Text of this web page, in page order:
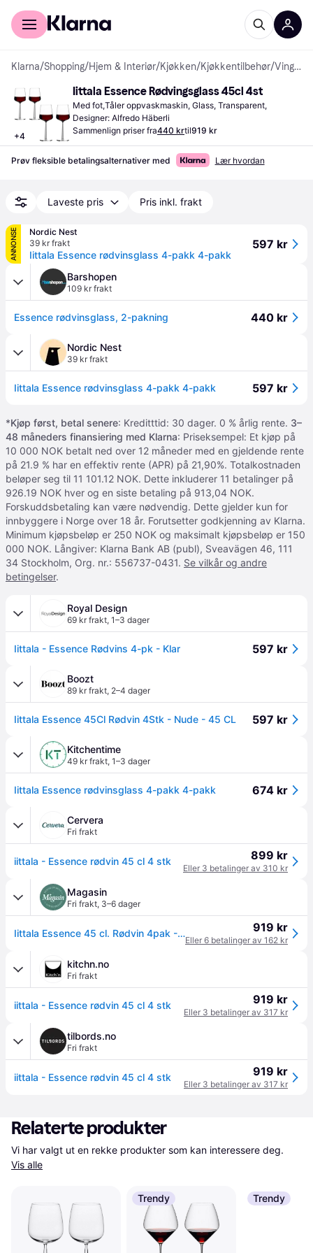
For kunder
Klarna/Shopping/Hjem & Interiør/Kjøkken/Kjøkkentilbehør/ Vinglass
+4
Iittala Essence Rødvingsglass 45cl 4st
Med fot,Tåler oppvaskmaskin, Glass, Transparent,
Designer: Alfredo Häberli
Sammenlign priser fra440 krtil919 kr
Prøv fleksible betalingsalternativer med Lær hvordan
Laveste pris Pris inkl. frakt
ANNONSE
Nordic Nest
39 kr frakt
Iittala Essence rødvinsglass 4-pakk 4-pakk
597 kr
Barshopen
109 kr frakt
Essence rødvinsglass, 2-pakning 440 kr
Nordic Nest
39 kr frakt
Iittala Essence rødvinsglass 4-pakk 4-pakk 597 kr
*Kjøp først, betal senere: Kreditttid: 30 dager. 0 % årlig rente. 3–
48 måneders finansiering med Klarna: Priseksempel: Et kjøp på
10 000 NOK betalt ned over 12 måneder med en gjeldende rente
på 21.9 % har en effektiv rente (APR) på 21,90%. Totalkostnaden
beløper seg til 11 101.12 NOK. Dette inkluderer 11 betalinger på
926.19 NOK hver og en siste betaling på 913,04 NOK.
Forskuddsbetaling kan være nødvendig. Dette gjelder kun for
innbyggere i Norge over 18 år. Forutsetter godkjenning av Klarna.
Minimum kjøpsbeløp er 250 NOK og maksimalt kjøpsbeløp er 150
000 NOK. Långiver: Klarna Bank AB (publ), Sveavägen 46, 111
34 Stockholm, Org. nr.: 556737-0431. Se vilkår og andre
betingelser.
Royal Design
69 kr frakt, 1–3 dager
Iittala - Essence Rødvins 4-pk - Klar 597 kr
Boozt
89 kr frakt, 2–4 dager
Iittala Essence 45Cl Rødvin 4Stk - Nude - 45 CL 597 kr
Kitchentime
49 kr frakt, 1–3 dager
Iittala Essence rødvinsglass 4-pakk 4-pakk 674 kr
Cervera
Fri frakt
iittala - Essence rødvin 45 cl 4 stk 899 kr
Eller 3 betalinger av 310 kr
Magasin
Fri frakt, 3–6 dager
Iittala Essence 45 cl. Rødvin 4pak - Rødvinglass Glass hos Magasin 919 kr
Eller 6 betalinger av 162 kr
kitchn.no
Fri frakt
iittala - Essence rødvin 45 cl 4 stk 919 kr
Eller 3 betalinger av 317 kr
tilbords.no
Fri frakt
iittala - Essence rødvin 45 cl 4 stk 919 kr
Eller 3 betalinger av 317 kr
Relaterte produkter
Vis alle
Trendy Trendy